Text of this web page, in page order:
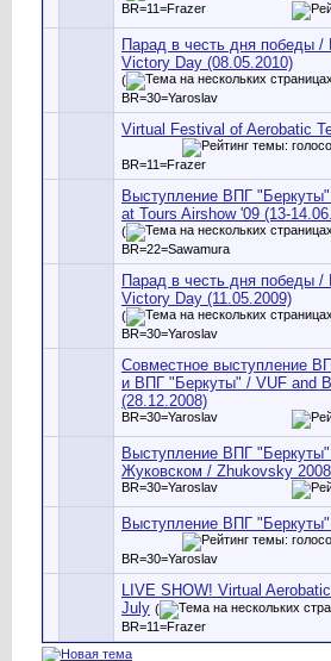
BR=11=Frazer
Парад в честь дня победы /
Victory Day (08.05.2010)
(
BR=30=Yaroslav
Virtual Festival of Aerobatic
BR=11=Frazer
Выступление ВПГ
at Tours Airshow '09 (13-
(
BR=22=Sawamura
Парад в честь дня победы /
Victory Day (11.05.2009)
(
BR=30=Yaroslav
Совместное выступление
и ВПГ "Беркуты" / VUF and
(28.12.2008)
BR=30=Yaroslav
Выступление ВПГ
Жуковском / Zhukovsky
BR=30=Yaroslav
Выступление ВПГ
BR=30=Yaroslav
LIVE SHOW! Virtual
July (
BR=11=Frazer